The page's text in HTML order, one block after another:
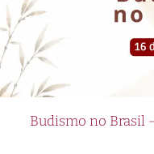
Budismo no Brasil